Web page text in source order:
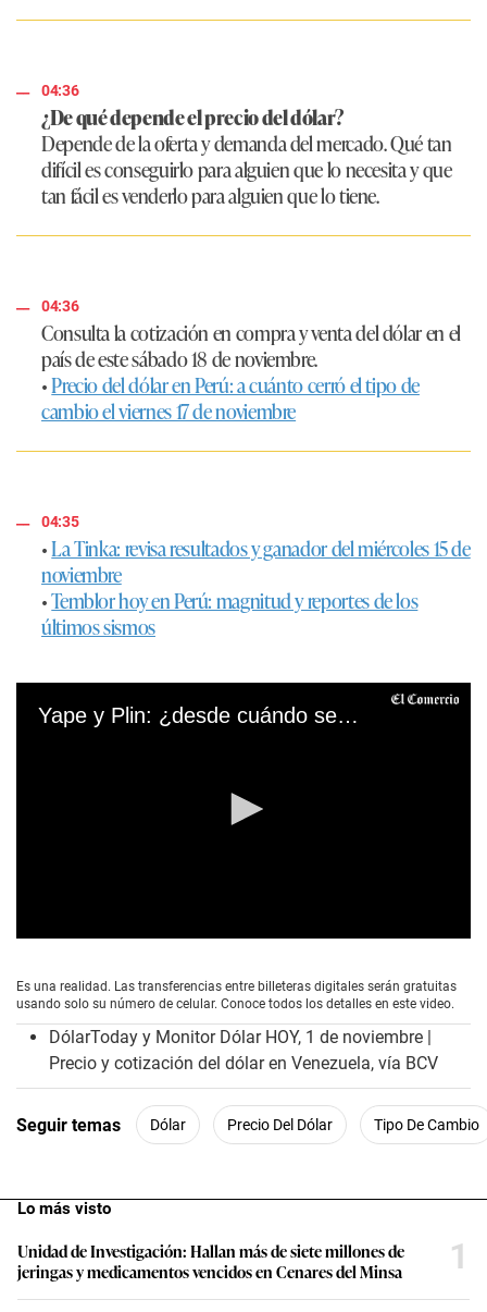
04:36
¿De qué depende el precio del dólar?
Depende de la oferta y demanda del mercado. Qué tan
difícil es conseguirlo para alguien que lo necesita y que
tan fácil es venderlo para alguien que lo tiene.
04:36
Consulta la cotización en compra y venta del dólar en el
país de este sábado 18 de noviembre.
•Precio del dólar en Perú: a cuánto cerró el tipo de
cambio el viernes 17 de noviembre
04:35
•La Tinka: revisa resultados y ganador del miércoles 15 de
noviembre
•Temblor hoy en Perú: magnitud y reportes de los
últimos sismos
Yape y Plin: ¿desde cuándo se podrán hacer transferencias entre ambas billeteras?
e
c
o
1
m
t
,
5
9
Es una realidad. Las transferencias entre billeteras digitales serán gratuitas
usando solo su número de celular. Conoce todos los detalles en este video.
DólarToday y Monitor Dólar HOY, 1 de noviembre |
Precio y cotización del dólar en Venezuela, vía BCV
Seguir temas Dólar Precio Del Dólar Tipo De Cambio
Lo más visto
Unidad de Investigación: Hallan más de siete millones de
jeringas y medicamentos vencidos en Cenares del Minsa
1